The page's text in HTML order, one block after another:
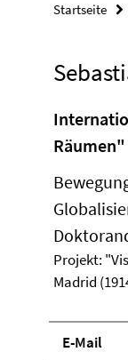
Startseite
Räumen"
Projekt:
Madrid
E-Mail